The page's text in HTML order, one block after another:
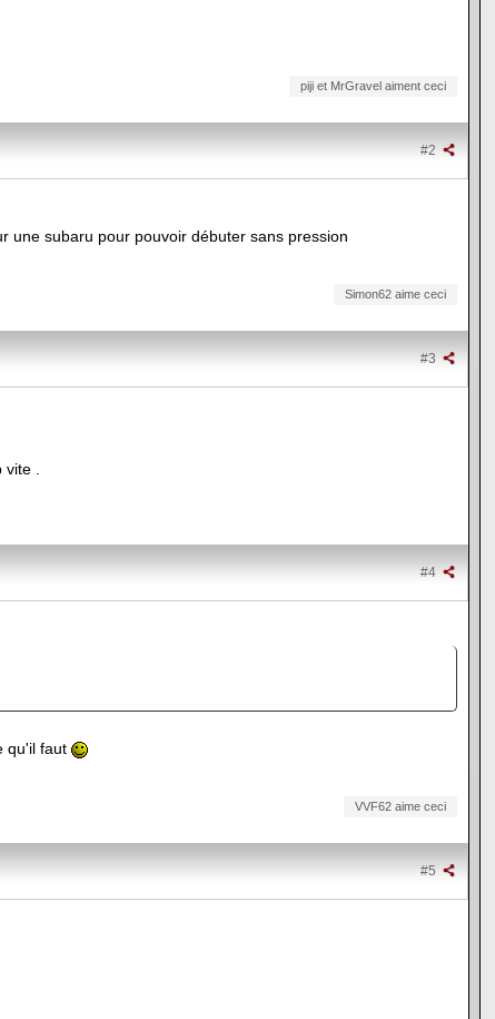
piji et MrGravel aiment ceci
#2
une subaru pour pouvoir débuter sans pression
Simon62 aime ceci
#3
vite .
#4
qu'il faut
VVF62 aime ceci
#5